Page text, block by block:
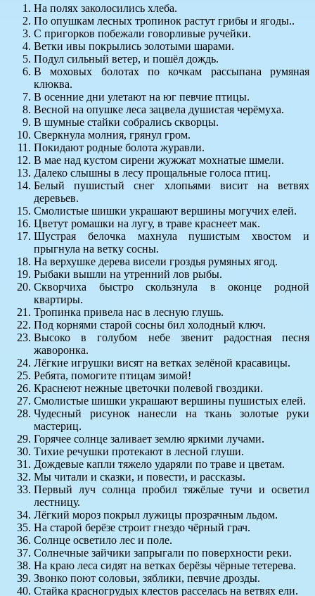
На полях заколосились хлеба.
По опушкам лесных тропинок растут грибы и ягоды..
С пригорков побежали говорливые ручейки.
Ветки ивы покрылись золотыми шарами.
Подул сильный ветер, и пошёл дождь.
В моховых болотах по кочкам рассыпана румяная
клюква.
В осенние дни улетают на юг певчие птицы.
Весной на опушке леса зацвела душистая черёмуха.
В шумные стайки собрались скворцы.
Сверкнула молния, грянул гром.
Покидают родные болота журавли.
В мае над кустом сирени жужжат мохнатые шмели.
Далеко слышны в лесу прощальные голоса птиц.
Белый пушистый снег хлопьями висит на ветвях
деревьев.
Смолистые шишки украшают вершины могучих елей.
Цветут ромашки на лугу, в траве краснеет мак.
Шустрая белочка махнула пушистым хвостом и
прыгнула на ветку сосны.
На верхушке дерева висели гроздья румяных ягод.
Рыбаки вышли на утренний лов рыбы.
Скворчиха быстро скользнула в оконце родной
квартиры.
Тропинка привела нас в лесную глушь.
Под корнями старой сосны бил холодный ключ.
Высоко в голубом небе звенит радостная песня
жаворонка.
Лёгкие игрушки висят на ветках зелёной красавицы.
Ребята, помогите птицам зимой!
Краснеют нежные цветочки полевой гвоздики.
Смолистые шишки украшают вершины пушистых елей.
Чудесный рисунок нанесли на ткань золотые руки
мастериц.
Горячее солнце заливает землю яркими лучами.
Тихие речушки протекают в лесной глуши.
Дождевые капли тяжело ударяли по траве и цветам.
Мы читали и сказки, и повести, и рассказы.
Первый луч солнца пробил тяжёлые тучи и осветил
лестницу.
Лёгкий мороз покрыл лужицы прозрачным льдом.
На старой берёзе строит гнездо чёрный грач.
Солнце осветило лес и поле.
Солнечные зайчики запрыгали по поверхности реки.
На краю леса сидят на ветках берёзы чёрные тетерева.
Звонко поют соловьи, зяблики, певчие дрозды.
Стайка красногрудых клестов расселась на ветвях ели.